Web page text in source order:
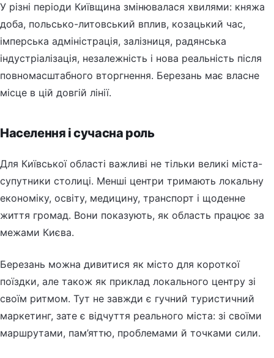
У різні періоди Київщина змінювалася хвилями: княжа
доба, польсько-литовський вплив, козацький час,
імперська адміністрація, залізниця, радянська
індустріалізація, незалежність і нова реальність після
повномасштабного вторгнення. Березань має власне
місце в цій довгій лінії.
Населення і сучасна роль
Для Київської області важливі не тільки великі міста-
супутники столиці. Менші центри тримають локальну
економіку, освіту, медицину, транспорт і щоденне
життя громад. Вони показують, як область працює за
межами Києва.
Березань можна дивитися як місто для короткої
поїздки, але також як приклад локального центру зі
своїм ритмом. Тут не завжди є гучний туристичний
маркетинг, зате є відчуття реального міста: зі своїми
маршрутами, пам’яттю, проблемами й точками сили.